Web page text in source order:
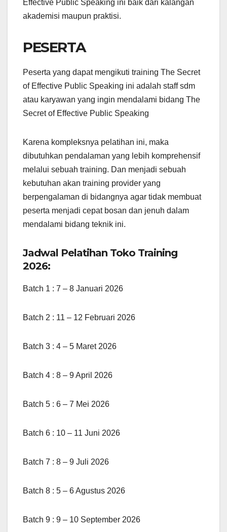
Effective Public Speaking ini baik dari kalangan
akademisi maupun praktisi.
PESERTA
Peserta yang dapat mengikuti training The Secret
of Effective Public Speaking ini adalah staff sdm
atau karyawan yang ingin mendalami bidang The
Secret of Effective Public Speaking
Karena kompleksnya pelatihan ini, maka
dibutuhkan pendalaman yang lebih komprehensif
melalui sebuah training. Dan menjadi sebuah
kebutuhan akan training provider yang
berpengalaman di bidangnya agar tidak membuat
peserta menjadi cepat bosan dan jenuh dalam
mendalami bidang teknik ini.
Jadwal Pelatihan Toko Training
2026:
Batch 1 : 7 – 8 Januari 2026
Batch 2 : 11 – 12 Februari 2026
Batch 3 : 4 – 5 Maret 2026
Batch 4 : 8 – 9 April 2026
Batch 5 : 6 – 7 Mei 2026
Batch 6 : 10 – 11 Juni 2026
Batch 7 : 8 – 9 Juli 2026
Batch 8 : 5 – 6 Agustus 2026
Batch 9 : 9 – 10 September 2026